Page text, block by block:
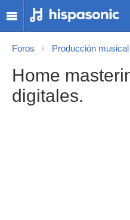
Foros Producción musical
Home
digitales.